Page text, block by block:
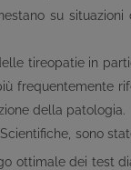
su
tireopatie in
frequentemente
della patologia.
sono
ottimale dei test